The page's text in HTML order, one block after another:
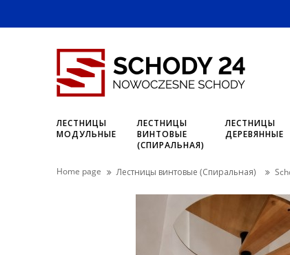
ЛЕСТНИЦЫ
МОДУЛЬНЫЕ
ЛЕСТНИЦЫ
ВИНТОВЫЕ
(СПИРАЛЬНАЯ)
ЛЕСТНИЦЫ
ДЕРЕВЯННЫЕ
Home page Лестницы винтовые (Спиральная)